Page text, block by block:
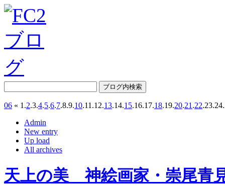
06 « 1.2.3.4.5.6.7.8.9.10.11.12.13.14.15.16.17.18.19.20.21 .22.23.24.
Admin
New entry
Up load
All archives
天上の美 神絵画家・崇尾青